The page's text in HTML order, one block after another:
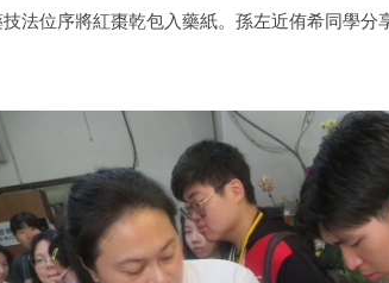
法位序將紅棗乾包入藥紙。孫左近侑希同學